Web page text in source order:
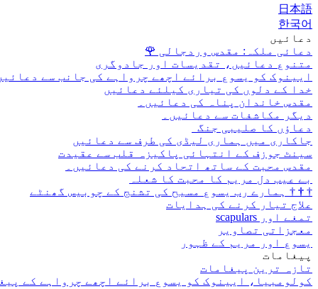
日本語
한국어
دعائیں
دعائی ملکہ: مقدس وردجالی 🌹
متنوع دعائیں، تقدیسات اور جادوگری
ایینوک کو یسوع برائے اچھے چرواہے کی جانب سے
خدا کے دلوں کی تیاری کیلئے دعائیں
مقدس خاندان پناہ کی دعائیں۔
دیگر مکاشفات سے دعائیں۔
دعاؤں کا صلیبی جنگ
جاکاری میں ہماری لیڈی کی طرف سے دعائیں
سینٹ جوزف کے انتہائی پاکیزہ قلب سے عقیدت
مقدس محبت کے ساتھ اتحاد کرنے کی دعائیں۔
بے عیب دل مریم کا محبت کا شعلہ
†
†
† ہمارے رب یسوع مسیح کی تشنج کے چوبیس گھنٹے
علاج تیار کرنے کی ہدایات
تمغے اور scapulars
معجزاتی تصاویر
یسوع اور مریم کے ظہور
پیغامات
تازہ ترین پیغامات
کولومبیا، ایینوک کو یسوع برائے اچھے چرواہے کے